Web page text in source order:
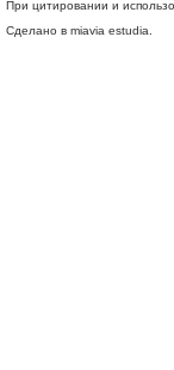
При цитировании и
Сделано в miavia estudia.